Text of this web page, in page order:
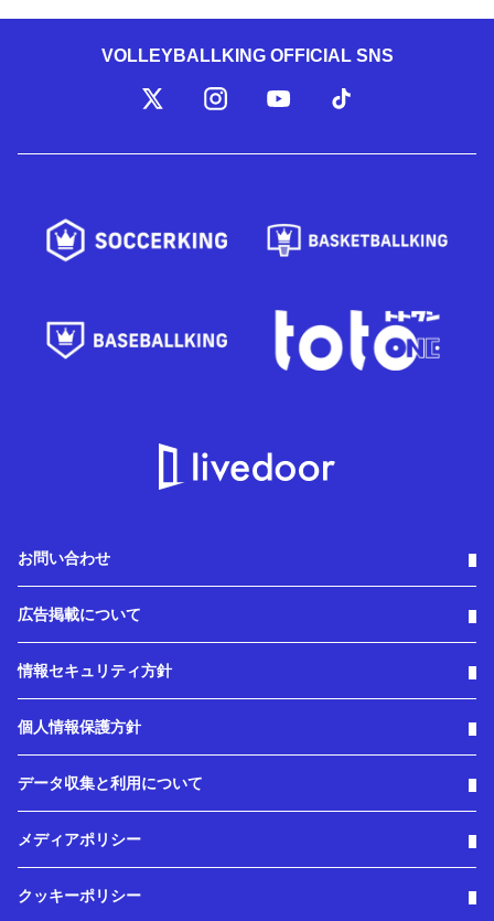
VOLLEYBALLKING OFFICIAL SNS
お問い合わせ
広告掲載について
情報セキュリティ方針
個人情報保護方針
データ収集と利用について
メディアポリシー
クッキーポリシー